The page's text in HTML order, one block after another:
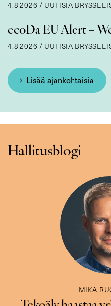
4.8.2026 / UUTISIA
ecoDa EU Alert –
4.8.2026 / UUTISIA
Lisää ajankohtaisia
Hallitusblogi
MIKA